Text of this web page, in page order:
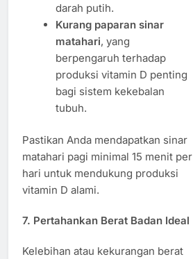
darah putih.
Kurang paparan sinar
matahari, yang
berpengaruh terhadap
produksi vitamin D penting
bagi sistem kekebalan
tubuh.
Pastikan Anda mendapatkan sinar
matahari pagi minimal 15 menit per
hari untuk mendukung produksi
vitamin D alami.
7. Pertahankan Berat Badan Ideal
Kelebihan atau kekurangan berat